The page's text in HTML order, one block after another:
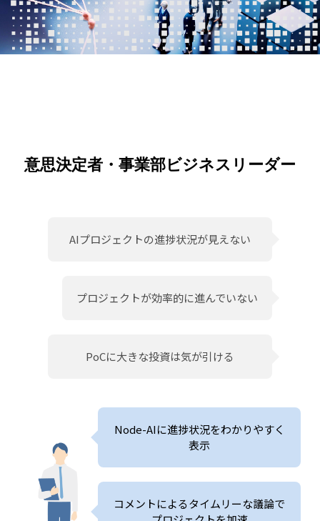
意思決定者・事業部ビジネスリーダー
AIプロジェクトの進捗状況が見えない
プロジェクトが効率的に進んでいない
PoCに大きな投資は気が引ける
Node-AIに進捗状況をわかりやすく
表示
コメントによるタイムリーな議論で